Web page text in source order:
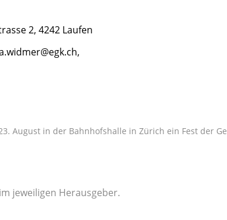
2, 4242 Laufen
August in der Bahnhofshalle in Zürich ein Fest der
jeweiligen Herausgeber.